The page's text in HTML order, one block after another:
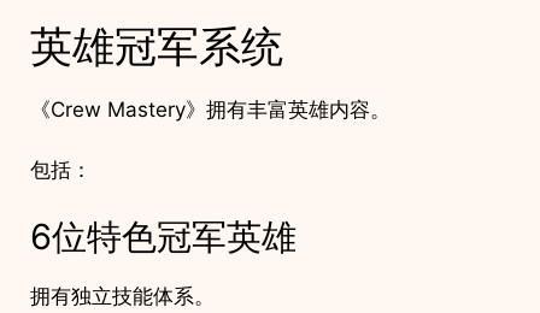
英雄冠军系统
《Crew Mastery》拥有丰富英雄内容。
包括：
6位特色冠军英雄
拥有独立技能体系。